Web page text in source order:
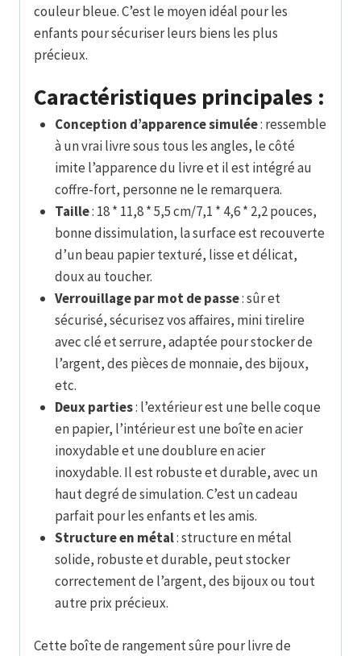
couleur bleue. C’est le moyen idéal pour les
enfants pour sécuriser leurs biens les plus
précieux.
Caractéristiques principales :
Conception d’apparence simulée: ressemble
à un vrai livre sous tous les angles, le côté
imite l’apparence du livre et il est intégré au
coffre-fort, personne ne le remarquera.
Taille: 18 * 11,8 * 5,5 cm/7,1 * 4,6 * 2,2 pouces,
bonne dissimulation, la surface est recouverte
d’un beau papier texturé, lisse et délicat,
doux au toucher.
Verrouillage par mot de passe: sûr et
sécurisé, sécurisez vos affaires, mini tirelire
avec clé et serrure, adaptée pour stocker de
l’argent, des pièces de monnaie, des bijoux,
etc.
Deux parties: l’extérieur est une belle coque
en papier, l’intérieur est une boîte en acier
inoxydable et une doublure en acier
inoxydable. Il est robuste et durable, avec un
haut degré de simulation. C’est un cadeau
parfait pour les enfants et les amis.
Structure en métal: structure en métal
solide, robuste et durable, peut stocker
correctement de l’argent, des bijoux ou tout
autre prix précieux.
Cette boîte de rangement sûre pour livre de